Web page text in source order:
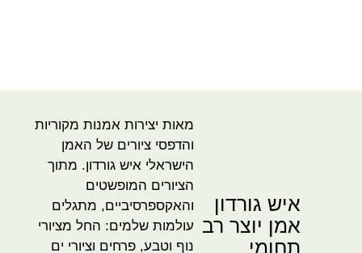
איש גורדון
אמן יוצר רב
תחומי
מאות יצירות אמנות מקוריות
והדפסי ציורים של האמן
הישראלי איש גורדון. מתוך
הציורים המופשטים
והאקספרסיביים, מתגלים
עולמות שלמים: החל מציורי
נוף וטבע, פרחים וציורי ים